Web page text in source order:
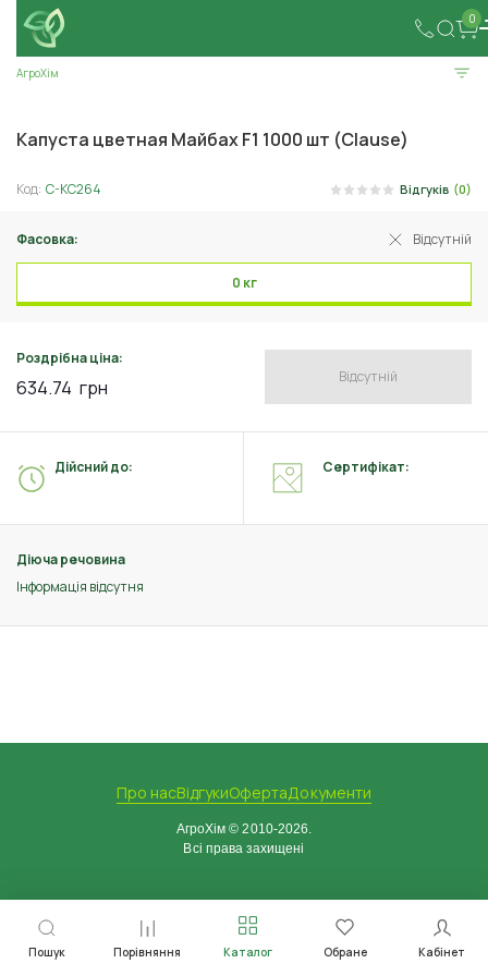
0
Пошук Порівняння Каталог Обране Кабінет
АгроХім
Капуста цветная Майбах F1 1000 шт (Clause)
Код: C-KC264 Відгуків (0)
Фасовка: Відсутній
0 кг
Роздрібна ціна:
634.74 грн Відсутній
Діюча речовина
Інформація відсутня
Дійсний до: Сертифікат:
Про насВідгукиОфертаДокументи
АгроХім © 2010-2026.
Всі права захищені